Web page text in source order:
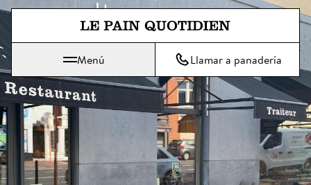
Ir directamente al contenido
Le Pain Quotidien significa: El pan de cada día
Menú Llamar a panadería